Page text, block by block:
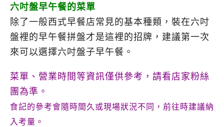
六吋盤早午餐的菜單
除了一般西式早餐店常見的基本種類，裝在六吋
盤裡的早午餐拼盤才是這裡的招牌，建議第一次
來可以選擇六吋盤子早午餐。
菜單、營業時間等資訊僅供參考，請看店家粉絲
團為準。
食記的參考會隨時間久或現場狀況不同，前往時建議納
入考量。